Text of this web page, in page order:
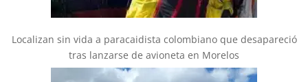
Localizan sin vida a paracaidista colombiano que desapareció
tras lanzarse de avioneta en Morelos